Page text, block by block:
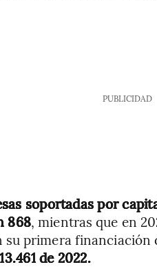
PUBLICIDAD
soportadas por
868, mientras que en
su primera financiación
de 2022.